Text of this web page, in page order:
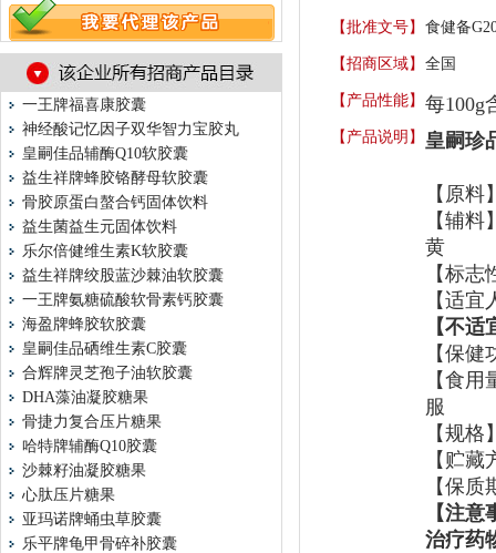
一王牌福喜康胶囊
神经酸记忆因子双华智力宝胶丸
皇嗣佳品辅酶Q10软胶囊
益生祥牌蜂胶铬酵母软胶囊
骨胶原蛋白螯合钙固体饮料
益生菌益生元固体饮料
乐尔倍健维生素K软胶囊
益生祥牌绞股蓝沙棘油软胶囊
一王牌氨糖硫酸软骨素钙胶囊
海盈牌蜂胶软胶囊
皇嗣佳品硒维生素C胶囊
合辉牌灵芝孢子油软胶囊
DHA藻油凝胶糖果
骨捷力复合压片糖果
哈特牌辅酶Q10胶囊
沙棘籽油凝胶糖果
心肽压片糖果
亚玛诺牌蛹虫草胶囊
乐平牌龟甲骨碎补胶囊
【批准文号】 食健备
【招商区域】 全国
【产品性能】 每100g
【产品说明】 皇嗣珍
【原料
【辅
黄
【标
【适
【不
【保
【食
服
【规格
【贮
【保质
【注
治疗药